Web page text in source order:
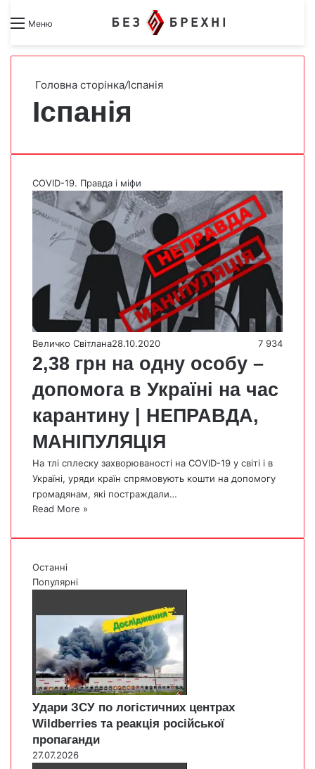
Меню Search forSwitch skin
Головна сторінка/Іспанія
Іспанія
COVID-19. Правда і міфи
Величко Світлана28.10.2020 7 934
2,38 грн на одну особу –
допомога в Україні на час
карантину | НЕПРАВДА,
МАНІПУЛЯЦІЯ
На тлі сплеску захворюваності на COVID-19 у світі і в
Україні, уряди країн спрямовують кошти на допомогу
громадянам, які постраждали…
Read More »
Останні
Популярні
Удари ЗСУ по логістичних центрах
Wildberries та реакція російської
пропаганди
27.07.2026